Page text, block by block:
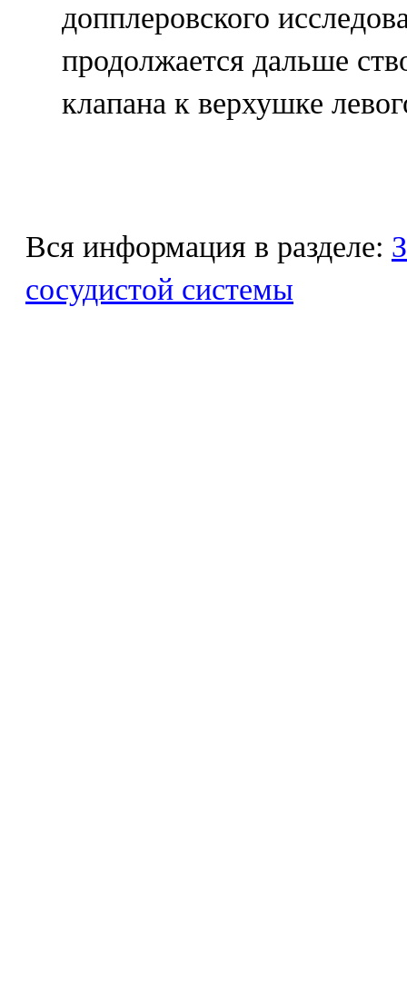
допплеровского
продолжается дальше
клапана к верхушке
Вся информация в разделе:
сосудистой системы